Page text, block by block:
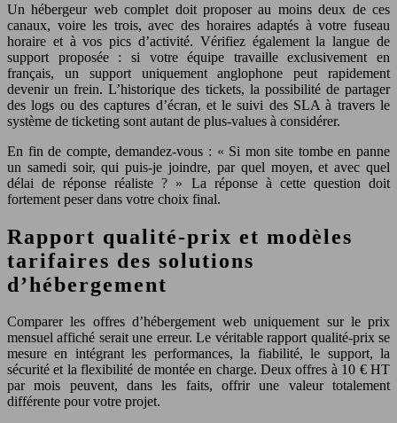
Un hébergeur web complet doit proposer au moins deux de ces
canaux, voire les trois, avec des horaires adaptés à votre fuseau
horaire et à vos pics d’activité. Vérifiez également la langue de
support proposée : si votre équipe travaille exclusivement en
français, un support uniquement anglophone peut rapidement
devenir un frein. L’historique des tickets, la possibilité de partager
des logs ou des captures d’écran, et le suivi des SLA à travers le
système de ticketing sont autant de plus‑values à considérer.
En fin de compte, demandez‑vous : « Si mon site tombe en panne
un samedi soir, qui puis‑je joindre, par quel moyen, et avec quel
délai de réponse réaliste ? » La réponse à cette question doit
fortement peser dans votre choix final.
Rapport qualité-prix et modèles
tarifaires des solutions
d’hébergement
Comparer les offres d’hébergement web uniquement sur le prix
mensuel affiché serait une erreur. Le véritable rapport qualité‑prix se
mesure en intégrant les performances, la fiabilité, le support, la
sécurité et la flexibilité de montée en charge. Deux offres à 10 € HT
par mois peuvent, dans les faits, offrir une valeur totalement
différente pour votre projet.